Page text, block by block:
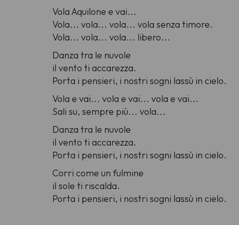
Vola Aquilone e vai...
Vola... vola... vola... vola senza timore.
Vola... vola... vola... libero...
Danza tra le nuvole
il vento ti accarezza.
Porta i pensieri, i nostri sogni lassù in cielo.
Vola e vai... vola e vai... vola e vai...
Sali su, sempre più... vola...
Danza tra le nuvole
il vento ti accarezza.
Porta i pensieri, i nostri sogni lassù in cielo.
Corri come un fulmine
il sole ti riscalda.
Porta i pensieri, i nostri sogni lassù in cielo.